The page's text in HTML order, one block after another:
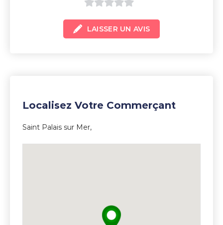
sur
LAISSER UN AVIS
Localisez Votre Commerçant
Saint Palais sur Mer,